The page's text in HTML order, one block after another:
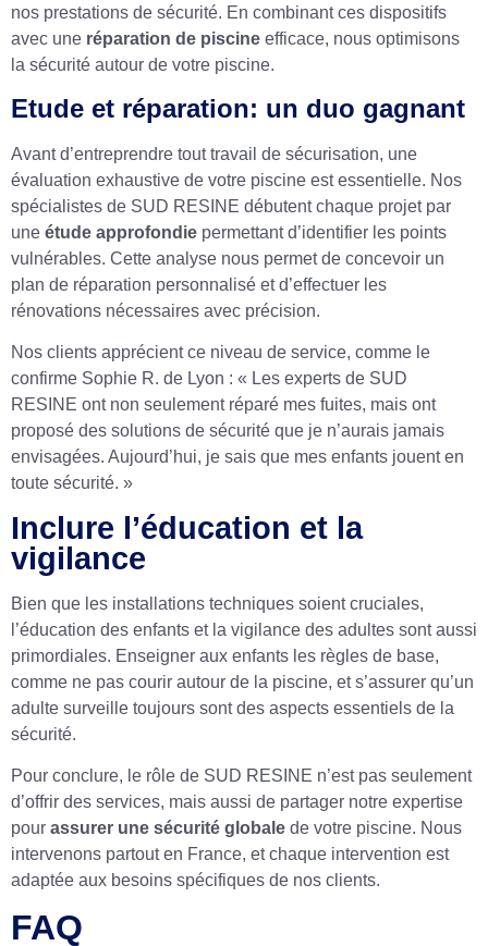
nos prestations de sécurité. En combinant ces dispositifs
avec une réparation de piscine efficace, nous optimisons
la sécurité autour de votre piscine.
Etude et réparation: un duo gagnant
Avant d’entreprendre tout travail de sécurisation, une
évaluation exhaustive de votre piscine est essentielle. Nos
spécialistes de SUD RESINE débutent chaque projet par
une étude approfondie permettant d’identifier les points
vulnérables. Cette analyse nous permet de concevoir un
plan de réparation personnalisé et d’effectuer les
rénovations nécessaires avec précision.
Nos clients apprécient ce niveau de service, comme le
confirme Sophie R. de Lyon : « Les experts de SUD
RESINE ont non seulement réparé mes fuites, mais ont
proposé des solutions de sécurité que je n’aurais jamais
envisagées. Aujourd’hui, je sais que mes enfants jouent en
toute sécurité. »
Inclure l’éducation et la
vigilance
Bien que les installations techniques soient cruciales,
l’éducation des enfants et la vigilance des adultes sont aussi
primordiales. Enseigner aux enfants les règles de base,
comme ne pas courir autour de la piscine, et s’assurer qu’un
adulte surveille toujours sont des aspects essentiels de la
sécurité.
Pour conclure, le rôle de SUD RESINE n’est pas seulement
d’offrir des services, mais aussi de partager notre expertise
pour assurer une sécurité globale de votre piscine. Nous
intervenons partout en France, et chaque intervention est
adaptée aux besoins spécifiques de nos clients.
FAQ